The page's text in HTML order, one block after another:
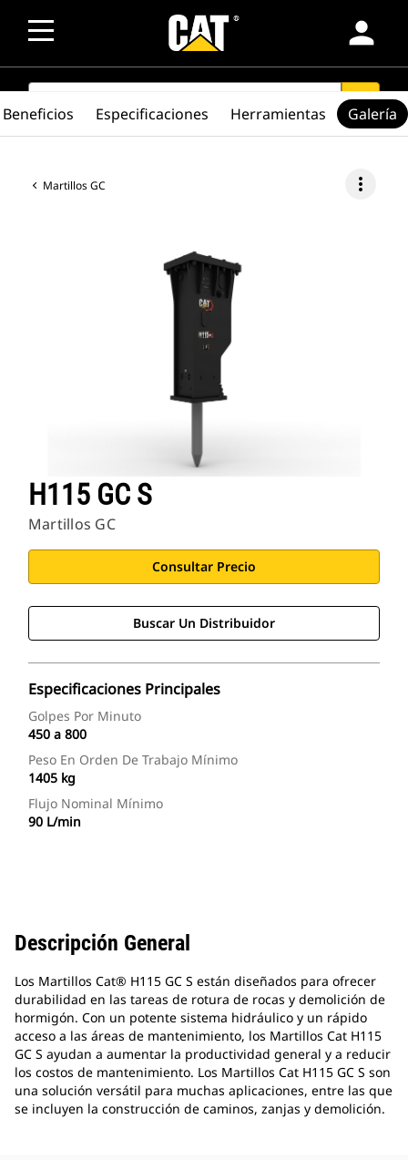
person
SEARCH search
Martillos GC more_vert
H115 GC S
Martillos GC
Consultar Precio
Buscar Un Distribuidor
Especificaciones Principales
Golpes Por Minuto
450 a 800
Peso En Orden De Trabajo Mínimo
1405 kg
Flujo Nominal Mínimo
90 L/min
Beneficios Especificaciones Herramientas Galería
Descripción General
Los Martillos Cat® H115 GC S están diseñados para ofrecer
durabilidad en las tareas de rotura de rocas y demolición de
hormigón. Con un potente sistema hidráulico y un rápido
acceso a las áreas de mantenimiento, los Martillos Cat H115
GC S ayudan a aumentar la productividad general y a reducir
los costos de mantenimiento. Los Martillos Cat H115 GC S son
una solución versátil para muchas aplicaciones, entre las que
se incluyen la construcción de caminos, zanjas y demolición.